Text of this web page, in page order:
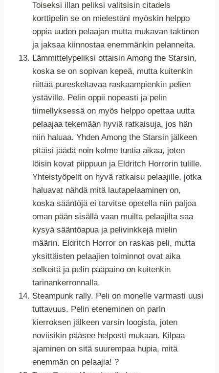
Toiseksi illan peliksi valitsisin citadels
korttipelin se on mielestäni myöskin helppo
oppia uuden pelaajan mutta mukavan taktinen
ja jaksaa kiinnostaa enemmänkin pelanneita.
Lämmittelypeliksi ottaisin Among the Starsin,
koska se on sopivan kepeä, mutta kuitenkin
riittää pureskeltavaa raskaampienkin pelien
ystäville. Pelin oppii nopeasti ja pelin
tiimellyksessä on myös helppo opettaa uutta
pelaajaa tekemään hyviä ratkaisuja, jos hän
niin haluaa. Yhden Among the Starsin jälkeen
pitäisi jäädä noin kolme tuntia aikaa, joten
löisin kovat piippuun ja Eldritch Horrorin tulille.
Yhteistyöpelit on hyvä ratkaisu pelaajille, jotka
haluavat nähdä mitä lautapelaaminen on,
koska sääntöjä ei tarvitse opetella niin paljoa
oman pään sisällä vaan muilta pelaajilta saa
kysyä sääntöapua ja pelivinkkejä mielin
määrin. Eldritch Horror on raskas peli, mutta
yksittäisten pelaajien toiminnot ovat aika
selkeitä ja pelin pääpaino on kuitenkin
tarinankerronnalla.
Steampunk rally. Peli on monelle varmasti uusi
tuttavuus. Pelin eteneminen on parin
kierroksen jälkeen varsin loogista, joten
noviisikin pääsee helposti mukaan. Kilpaa
ajaminen on sitä suurempaa hupia, mitä
enemmän on pelaajia! ?